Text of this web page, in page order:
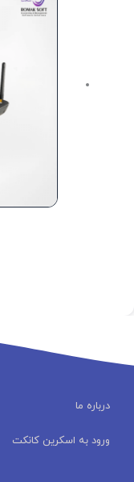
درباره ما
ورود به اسکرین کانکت